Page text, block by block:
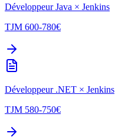
Développeur Java × Jenkins
TJM 600-780€
Développeur .NET × Jenkins
TJM 580-750€